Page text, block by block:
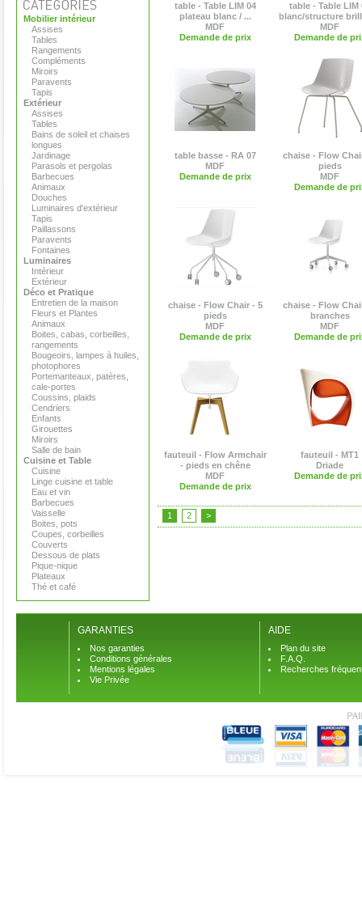
Mobilier intérieur
Assises
Tables
Rangements
Compléments
Miroirs
Paravents
Tapis
Extérieur
Assises
Tables
Bains de soleil et chaises
longues
Jardinage
Parasols et pergolas
Barbecues
Animaux
Douches
Luminaires d'extérieur
Tapis
Paillassons
Paravents
Fontaines
Luminaires
Intérieur
Extérieur
Déco et Pratique
Entretien de la maison
Fleurs et Plantes
Animaux
Boites, cabas, corbeilles,
rangements
Bougeoirs, lampes à huiles,
photophores
Portemanteaux, patères,
cale-portes
Coussins, plaids
Cendriers
Enfants
Girouettes
Miroirs
Salle de bain
Cuisine et Table
Cuisine
Linge cuisine et table
Eau et vin
Barbecues
Vaisselle
Boites, pots
Coupes, corbeilles
Couverts
Dessous de plats
Pique-nique
Plateaux
Thé et café
table - Table LIM 04
plateau blanc / ...
MDF
Demande de prix
table - Table LIM
blanc/structure
MDF
Demande de
table basse - RA 07
MDF
Demande de prix
chaise - Flow
pieds
MDF
Demande de
chaise - Flow Chair - 5
pieds
MDF
Demande de prix
chaise - Flow
branches
MDF
Demande de
fauteuil - Flow Armchair
- pieds en chêne
MDF
Demande de prix
fauteuil - MT1
Driade
Demande de
1 2 >
GARANTIES
Nos garanties
Conditions générales
Mentions légales
Vie Privée
AIDE
Plan du site
F.A.Q.
Recherches